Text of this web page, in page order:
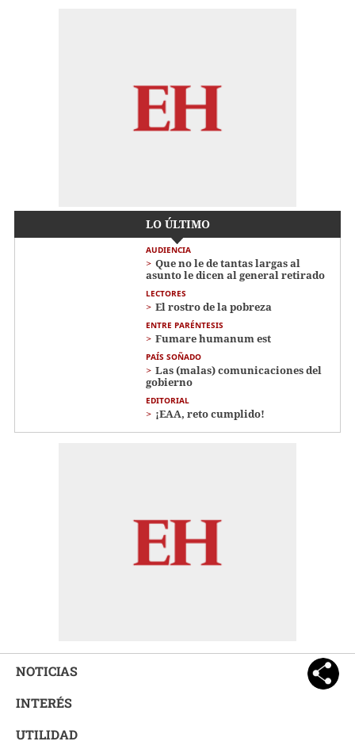
LO ÚLTIMO
AUDIENCIA
Que no le de tantas largas al
asunto le dicen al general retirado
LECTORES
El rostro de la pobreza
ENTRE PARÉNTESIS
Fumare humanum est
PAÍS SOÑADO
Las (malas) comunicaciones del
gobierno
EDITORIAL
¡EAA, reto cumplido!
NOTICIAS
INTERÉS
UTILIDAD